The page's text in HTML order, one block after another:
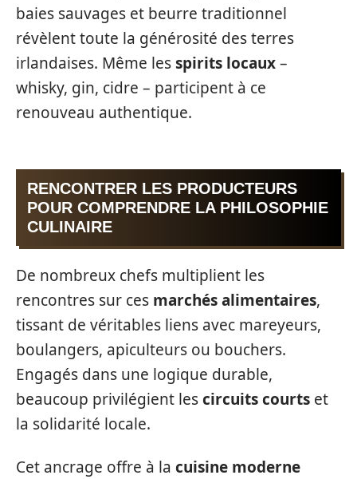
baies sauvages et beurre traditionnel
révèlent toute la générosité des terres
irlandaises. Même lesspirits locaux–
whisky, gin, cidre – participent à ce
renouveau authentique.
RENCONTRER LES PRODUCTEURS
POUR COMPRENDRE LA PHILOSOPHIE
CULINAIRE
De nombreux chefs multiplient les
rencontres sur ces marchés alimentaires,
tissant de véritables liens avec mareyeurs,
boulangers, apiculteurs ou bouchers.
Engagés dans une logique durable,
beaucoup privilégient lescircuits courts et
la solidarité locale.
Cet ancrage offre à la cuisine moderne